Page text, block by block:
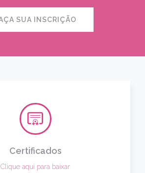
SUA INSCRIÇÃO
Certificados
Clique aqui para baixar